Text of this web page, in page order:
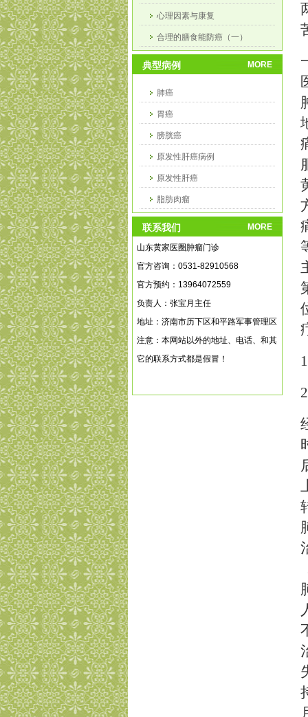
心理因素与康复
合理的膳食能防癌（一）
合理膳食能防癌（二）
MORE
典型病例
肺癌
胃癌
膀胱癌
原发性肝癌病例
原发性肝癌
脂肪肉瘤
乳腺癌病例
MORE
联系我们
山东黄家医圈肿瘤门诊
官方咨询：0531-82910568
官方预约：13964072559
负责人：张宝月主任
地址：济南市历下区和平路军事管理区
注意：本网站以外的地址、电话、和其
它的联系方式都是假冒！
2